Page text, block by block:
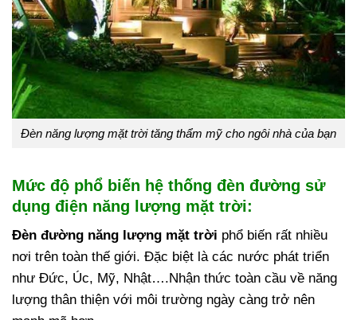
Đèn năng lượng mặt trời tăng thẩm mỹ cho ngôi nhà của bạn
Mức độ phổ biến hệ thống đèn đường sử
dụng điện năng lượng mặt trời:
Đèn đường năng lượng mặt trời phổ biến rất nhiều
nơi trên toàn thế giới. Đặc biệt là các nước phát triển
như Đức, Úc, Mỹ, Nhật….Nhận thức toàn cầu về năng
lượng thân thiện với môi trường ngày càng trở nên